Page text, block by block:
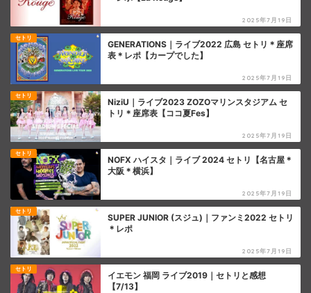
2025年7月19日
セトリ
GENERATIONS｜ライブ2022 広島 セトリ＊座席
表＊レポ【カープでした】
2025年7月19日
セトリ
NiziU｜ライブ2023 ZOZOマリンスタジアム セ
トリ＊座席表【ココ夏Fes】
2025年7月19日
セトリ
NOFX ハイスタ｜ライブ 2024 セトリ【名古屋＊
大阪＊横浜】
2025年7月19日
セトリ
SUPER JUNIOR (スジュ)｜ファンミ2022 セトリ
＊レポ
2025年7月19日
セトリ
イエモン 福岡 ライブ2019｜セトリと感想
【7/13】